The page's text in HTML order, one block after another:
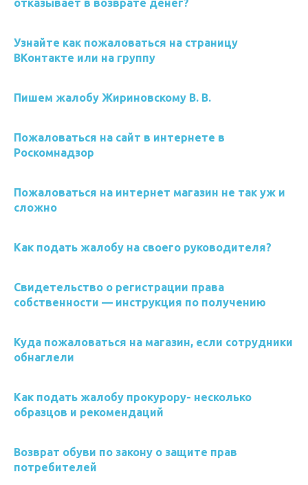
отказывает в возврате денег?
Узнайте как пожаловаться на страницу
ВКонтакте или на группу
Пишем жалобу Жириновскому В. В.
Пожаловаться на сайт в интернете в
Роскомнадзор
Пожаловаться на интернет магазин не так уж и
сложно
Как подать жалобу на своего руководителя?
Свидетельство о регистрации права
собственности — инструкция по получению
Куда пожаловаться на магазин, если сотрудники
обнаглели
Как подать жалобу прокурору- несколько
образцов и рекомендаций
Возврат обуви по закону о защите прав
потребителей